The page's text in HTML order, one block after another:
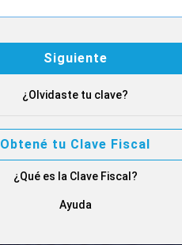
¿Olvidaste tu clave?
Obtené tu Clave Fiscal
¿Qué es la Clave Fiscal?
Ayuda